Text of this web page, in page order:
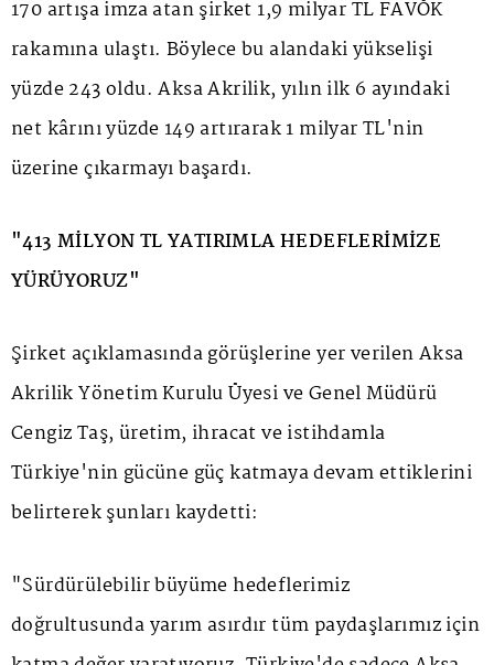
170 artışa imza atan şirket 1,9 milyar TL FAVÖK
rakamına ulaştı. Böylece bu alandaki yükselişi
yüzde 243 oldu. Aksa Akrilik, yılın ilk 6 ayındaki
net kârını yüzde 149 artırarak 1 milyar TL'nin
üzerine çıkarmayı başardı.
"413 MİLYON TL YATIRIMLA HEDEFLERİMİZE
YÜRÜYORUZ"
Şirket açıklamasında görüşlerine yer verilen Aksa
Akrilik Yönetim Kurulu Üyesi ve Genel Müdürü
Cengiz Taş, üretim, ihracat ve istihdamla
Türkiye'nin gücüne güç katmaya devam ettiklerini
belirterek şunları kaydetti:
"Sürdürülebilir büyüme hedeflerimiz
doğrultusunda yarım asırdır tüm paydaşlarımız için